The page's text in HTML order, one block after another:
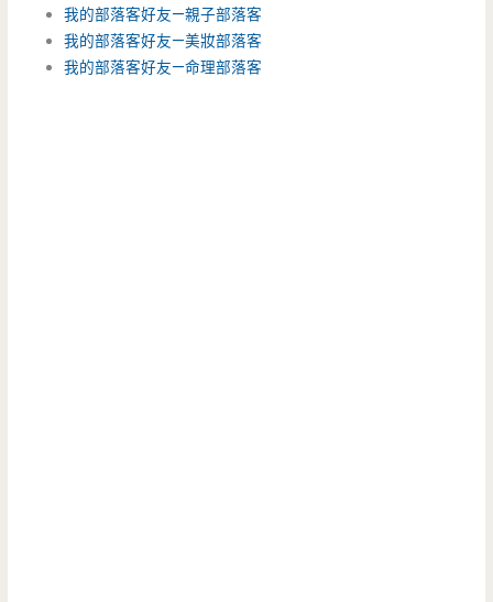
我的部落客好友—親子部落客
我的部落客好友—美妝部落客
我的部落客好友—命理部落客